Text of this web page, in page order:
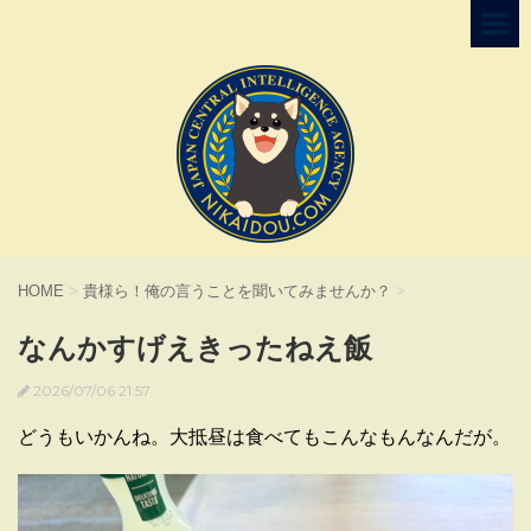
HOME > 貴様ら！俺の言うことを聞いてみませんか？ >
なんかすげえきったねえ飯
2026/07/06 21:57
どうもいかんね。大抵昼は食べてもこんなもんなんだが。